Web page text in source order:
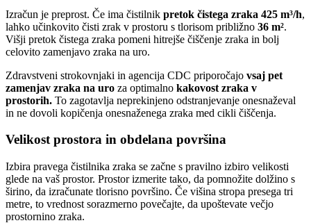
Izračun je preprost. Če ima čistilnik pretok čistega zraka 425 m³/h,
lahko učinkovito čisti zrak v prostoru s tlorisom približno 36 m².
Višji pretok čistega zraka pomeni hitrejše čiščenje zraka in bolj
celovito zamenjavo zraka na uro.
Zdravstveni strokovnjaki in agencija CDC priporočajo vsaj pet
zamenjav zraka na uro za optimalno kakovost zraka v
prostorih. To zagotavlja neprekinjeno odstranjevanje onesnaževal
in ne dovoli kopičenja onesnaženega zraka med cikli čiščenja.
Velikost prostora in obdelana površina
Izbira pravega čistilnika zraka se začne s pravilno izbiro velikosti
glede na vaš prostor. Prostor izmerite tako, da pomnožite dolžino s
širino, da izračunate tlorisno površino. Če višina stropa presega tri
metre, to vrednost sorazmerno povečajte, da upoštevate večjo
prostornino zraka.